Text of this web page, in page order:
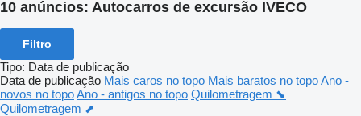
10 anúncios: Autocarros de excursão IVECO
Filtro
Tipo: Data de publicação
Data de publicação Mais caros no topo Mais baratos no topoAno -
novos no topoAno - antigos no topo Quilometragem ⬊
Quilometragem ⬈